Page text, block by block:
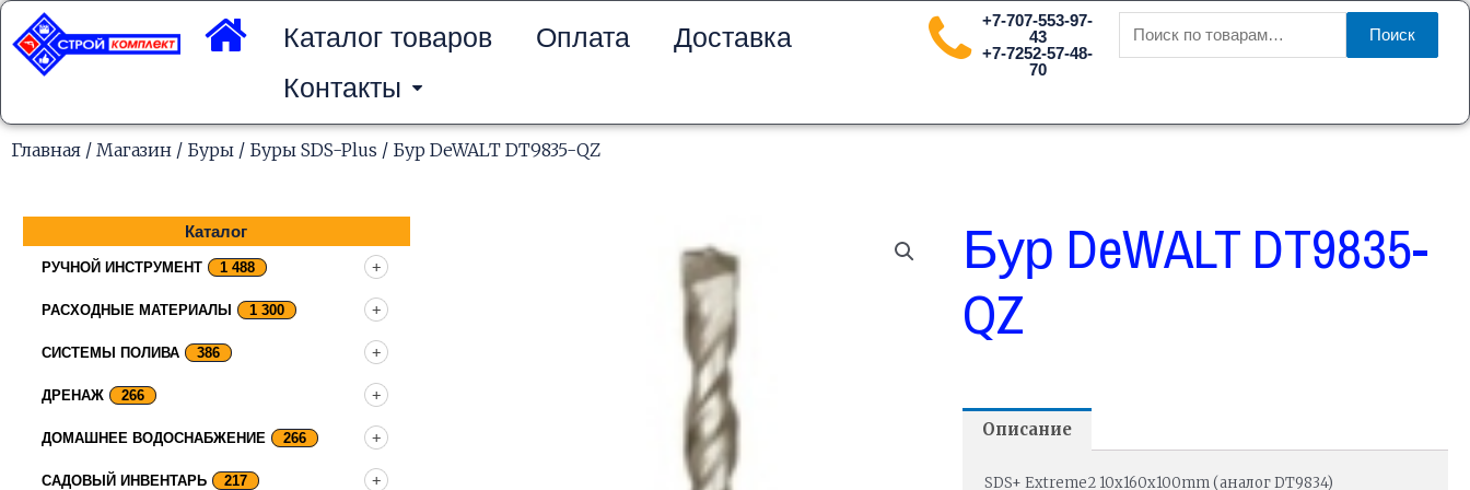
Перейти
содержимому
Каталог товаров Оплата
Доставка
Контакты
+7-707-553-97-
43
+7-7252-57-48-
70
Искать:
Поиск
Главная / Магазин / Буры / Буры SDS-Plus / Бур DeWALT DT9835-QZ
Каталог
РУЧНОЙ ИНСТРУМЕНТ 1 488
РАСХОДНЫЕ МАТЕРИАЛЫ 1 300
СИСТЕМЫ ПОЛИВА 386
ДРЕНАЖ 266
ДОМАШНЕЕ ВОДОСНАБЖЕНИЕ 266
САДОВЫЙ ИНВЕНТАРЬ 217
Бур DeWALT DT9835-
QZ
Описание
SDS+ Extreme2 10х160х100mm (аналог DT9834)